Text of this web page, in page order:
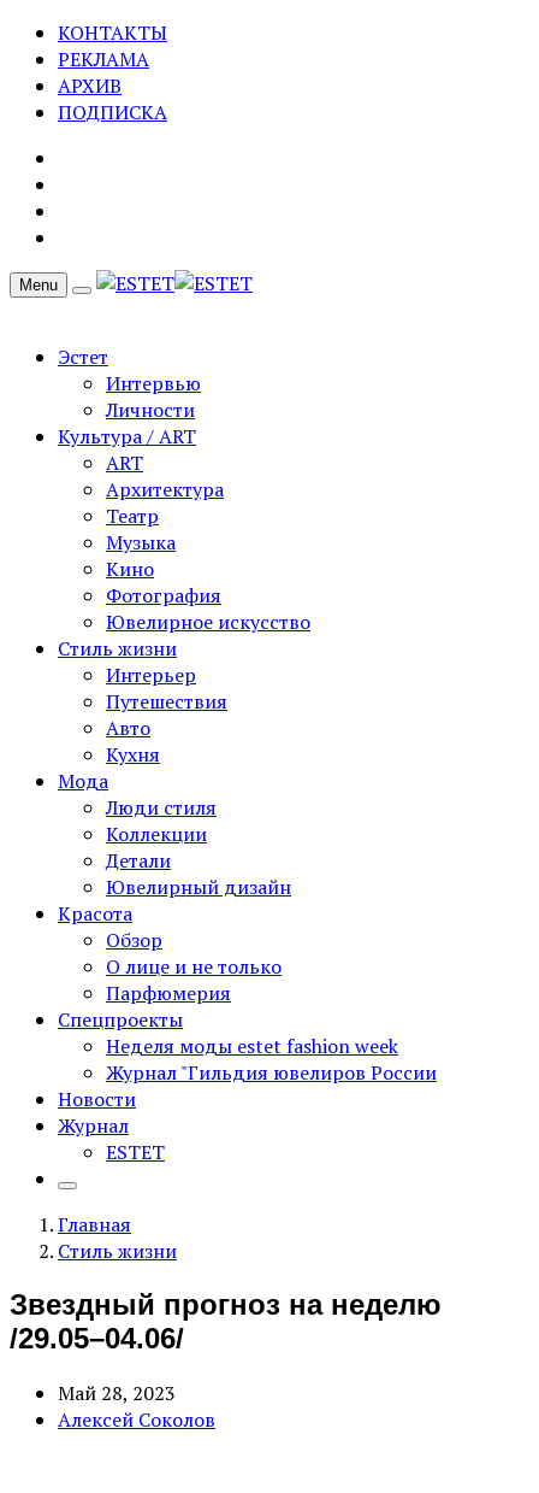
КОНТАКТЫ
РЕКЛАМА
АРХИВ
ПОДПИСКА
Menu
Эстет
Интервью
Личности
Культура / ART
ART
Архитектура
Театр
Музыка
Кино
Фотография
Ювелирное искусство
Стиль жизни
Интерьер
Путешествия
Авто
Кухня
Мода
Люди стиля
Коллекции
Детали
Ювелирный дизайн
Красота
Обзор
О лице и не только
Парфюмерия
Спецпроекты
Неделя моды estet fashion week
Журнал "Гильдия ювелиров России
Новости
Журнал
ESTET
Главная
Стиль жизни
Звездный прогноз на неделю
/29.05–04.06/
Май 28, 2023
Алексей Соколов